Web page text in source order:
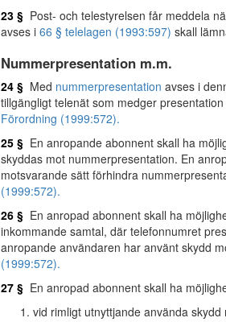
23 § Post- och telestyrelsen får meddela
avses i 66 § telelagen (1993:597) skall
Nummerpresentation m.m.
24 § Med nummerpresentation avses i
tillgängligt telenät som medger
Förordning (1999:572).
25 § En anropande abonnent skall ha
skyddas mot nummerpresentation. En
motsvarande sätt förhindra
(1999:572).
26 § En anropad abonnent skall ha
inkommande samtal, där telefonnumret
anropande användaren har använt skydd
(1999:572).
27 § En anropad abonnent skall ha
vid rimligt utnyttjande använda